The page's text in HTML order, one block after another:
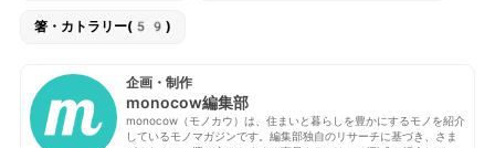
箸・カトラリー(59)
企画・制作
monocow編集部
monocow（モノカウ）は、住まいと暮らしを豊かにするモノを紹介
しているモノマガジンです。編集部独自のリサーチに基づき、さま